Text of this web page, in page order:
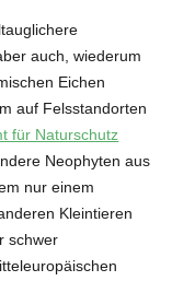
auch, wiederum
Eichen
auf Felsstandorten
für Naturschutz
Neophyten aus
nur einem
Kleintieren
schwer